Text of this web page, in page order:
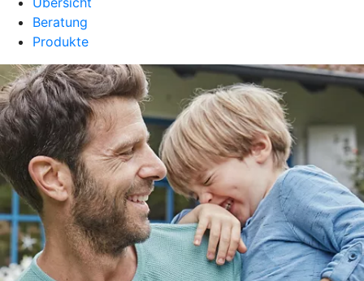
Beratung
Produkte